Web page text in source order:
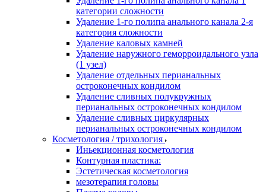
категории сложности
Удаление 1-го полипа анального канала 2-я
категория сложности
Удаление каловых камней
Удаление наружного геморроидального узла
(1 узел)
Удаление отдельных перианальных
остроконечных кондилом
Удаление сливных полукружных
перианальных остроконечных кондилом
Удаление сливных циркулярных
перианальных остроконечных кондилом
Косметология / трихология
Иньекционная косметология
Контурная пластика:
Эстетическая косметология
мезотерапия головы